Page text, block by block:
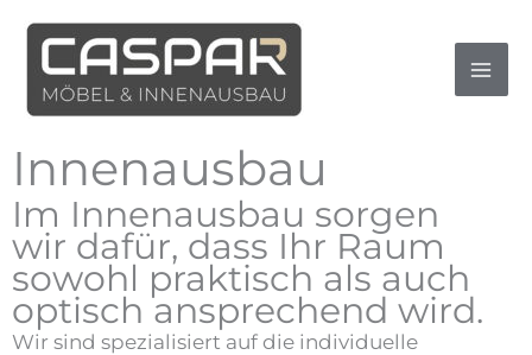
Inhalt
springen
Innenausbau
Im Innenausbau sorgen
wir dafür, dass Ihr Raum
sowohl praktisch als auch
optisch ansprechend wird.
Wir sind spezialisiert auf die individuelle